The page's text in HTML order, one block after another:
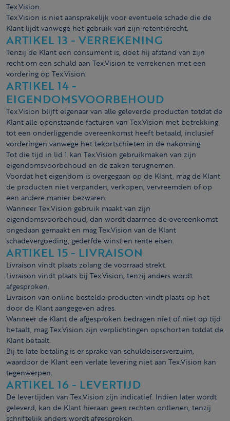
Tex.Vision.
Tex.Vision is niet aansprakelijk voor eventuele schade die de
Klant lijdt vanwege het gebruik van zijn retentierecht.
ARTIKEL 13 - VERREKENING
Tenzij de Klant een consument is, doet hij afstand van zijn
recht om een schuld aan Tex.Vision te verrekenen met een
vordering op Tex.Vision.
ARTIKEL 14 -
EIGENDOMSVOORBEHOUD
Tex.Vision blijft eigenaar van alle geleverde producten totdat de
Klant alle openstaande facturen van Tex.Vision met betrekking
tot een onderliggende overeenkomst heeft betaald, inclusief
vorderingen vanwege het tekortschieten in de nakoming.
Tot die tijd in lid 1 kan Tex.Vision gebruikmaken van zijn
eigendomsvoorbehoud en de zaken terugnemen.
Voordat het eigendom is overgegaan op de Klant, mag de Klant
de producten niet verpanden, verkopen, vervreemden of op
een andere manier bezwaren.
Wanneer Tex.Vision gebruik maakt van zijn
eigendomsvoorbehoud, dan wordt daarmee de overeenkomst
ongedaan gemaakt en mag Tex.Vision van de Klant
schadevergoeding, gederfde winst en rente eisen.
ARTIKEL 15 - LIVRAISON
Livraison vindt plaats zolang de voorraad strekt.
Livraison vindt plaats bij Tex.Vision, tenzij anders wordt
afgesproken.
Livraison van online bestelde producten vindt plaats op het
door de Klant aangegeven adres.
Wanneer de Klant de afgesproken bedragen niet of niet op tijd
betaalt, mag Tex.Vision zijn verplichtingen opschorten totdat de
Klant betaalt.
Bij te late betaling is er sprake van schuldeisersverzuim,
waardoor de Klant een verlate levering niet aan Tex.Vision kan
tegenwerpen.
ARTIKEL 16 - LEVERTIJD
De levertijden van Tex.Vision zijn indicatief. Indien later wordt
geleverd, kan de Klant hieraan geen rechten ontlenen, tenzij
schriftelijk anders wordt afgesproken.